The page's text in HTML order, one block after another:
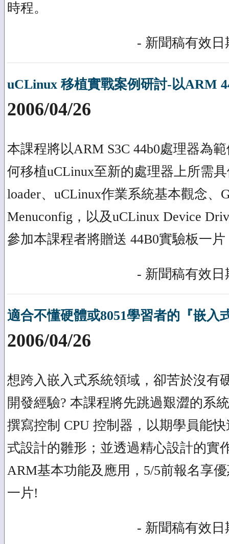
時程。
- 新聞稿有效日
uCLinux 移植實戰案例研討-以ARM
2006/04/26
本課程將以ARM S3C 44b0處理器為
何移植uCLinux至新的處理器上所需
loader、uCLinux作業系統基本觀念、
Menuconfig，以及uCLinux Device
參加本課程者將贈送 44B0實驗板一片
- 新聞稿有效日
適合不懂硬體或8051學習者的『嵌入
2006/04/26
想跨入嵌入式系統領域，卻苦於沒有
開發經驗? 本課程將先跳過艱澀的系
撰寫控制 CPU 控制器，以期學員能
式設計的雛形；並透過精心設計的實
ARM基本功能及應用，5/5前報名享
一片!
- 新聞稿有效日